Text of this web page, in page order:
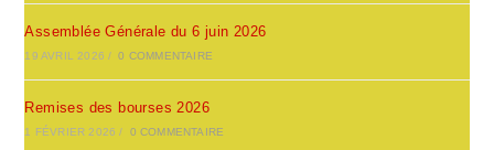
Assemblée Générale du 6 juin 2026
19 AVRIL 2026 / 0 COMMENTAIRE
Remises des bourses 2026
1 FÉVRIER 2026 / 0 COMMENTAIRE